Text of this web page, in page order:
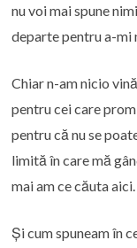
nu voi mai spune
departe pentru a-mi
Chiar n-am nicio
pentru cei care
pentru că nu se
limită în care mă
mai am ce căuta aici.
Și cum spuneam în